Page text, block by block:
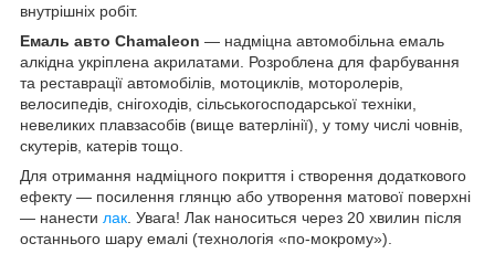
внутрішніх робіт.
Емаль авто Chamaleon — надміцна автомобільна емаль
алкідна укріплена акрилатами. Розроблена для фарбування
та реставрації автомобілів, мотоциклів, моторолерів,
велосипедів, снігоходів, сільськогосподарської техніки,
невеликих плавзасобів (вище ватерлінії), у тому числі човнів,
скутерів, катерів тощо.
Для отримання надміцного покриття і створення додаткового
ефекту — посилення глянцю або утворення матової поверхні
— нанести лак . Увага! Лак наноситься через 20 хвилин після
останнього шару емалі (технологія «по-мокрому»).